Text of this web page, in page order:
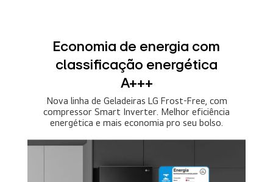
Economia de energia com
classificação energética
A+++
Nova linha de Geladeiras LG Frost-Free, com
compressor Smart Inverter. Melhor eficiência
energética e mais economia pro seu bolso.